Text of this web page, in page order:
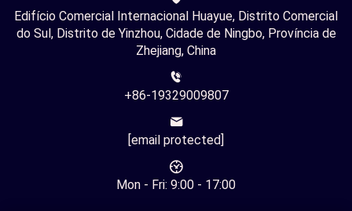
Edifício Comercial Internacional Huayue, Distrito Comercial
do Sul, Distrito de Yinzhou, Cidade de Ningbo, Província de
Zhejiang, China
+86-19329009807
[email protected]
Mon - Fri: 9:00 - 17:00